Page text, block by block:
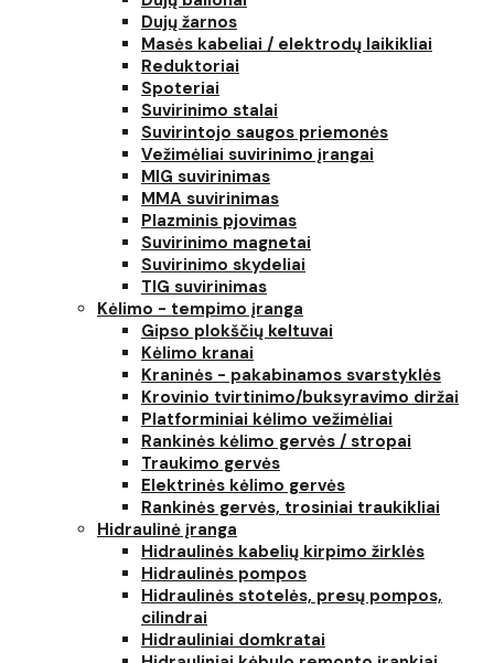
Dujų žarnos
Masės kabeliai / elektrodų laikikliai
Reduktoriai
Spoteriai
Suvirinimo stalai
Suvirintojo saugos priemonės
Vežimėliai suvirinimo įrangai
MIG suvirinimas
MMA suvirinimas
Plazminis pjovimas
Suvirinimo magnetai
Suvirinimo skydeliai
TIG suvirinimas
Kėlimo - tempimo įranga
Gipso plokščių keltuvai
Kėlimo kranai
Kraninės - pakabinamos svarstyklės
Krovinio tvirtinimo/buksyravimo diržai
Platforminiai kėlimo vežimėliai
Rankinės kėlimo gervės / stropai
Traukimo gervės
Elektrinės kėlimo gervės
Rankinės gervės, trosiniai traukikliai
Hidraulinė įranga
Hidraulinės kabelių kirpimo žirklės
Hidraulinės pompos
Hidraulinės stotelės, presų pompos,
cilindrai
Hidrauliniai domkratai